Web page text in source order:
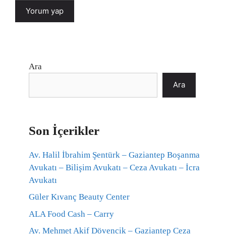
Ara
Ara
Son İçerikler
Av. Halil İbrahim Şentürk – Gaziantep Boşanma
Avukatı – Bilişim Avukatı – Ceza Avukatı – İcra
Avukatı
Güler Kıvanç Beauty Center
ALA Food Cash – Carry
Av. Mehmet Akif Dövencik – Gaziantep Ceza